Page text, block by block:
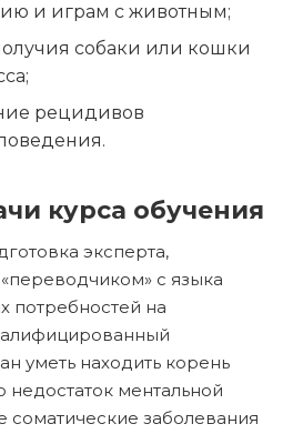
и играм с животным;
собаки или кошки
рецидивов
курса обучения
эксперта,
с языка
потребностей на
уметь находить корень
недостаток ментальной
соматические заболевания